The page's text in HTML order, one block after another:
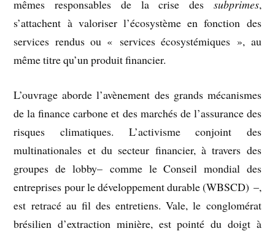
mêmes responsables de la crise des subprimes,
s’attachent à valoriser l’écosystème en fonction des
services rendus ou « services écosystémiques », au
même titre qu’un produit financier.
L’ouvrage aborde l’avènement des grands mécanismes
de la finance carbone et des marchés de l’assurance des
risques climatiques. L’activisme conjoint des
multinationales et du secteur financier, à travers des
groupes de lobby– comme le Conseil mondial des
entreprises pour le développement durable (WBSCD) –,
est retracé au fil des entretiens. Vale, le conglomérat
brésilien d’extraction minière, est pointé du doigt à